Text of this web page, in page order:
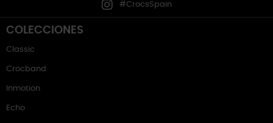
#CrocsSpain
COLECCIONES
Classic
Crocband
Inmotion
Echo